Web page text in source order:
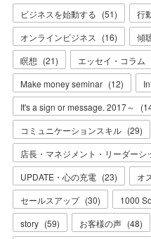
ビジネスを始動する (51) 行
オンラインビジネス
(16) 傾
瞑想 (21) エッセイ・コラム
Make money seminar (12)
It's a sign or message. 2017～
(
コミュニケーションスキル (29)
店長・マネジメント・リーダーシ
UPDATE・心の充電 (23) オ
セールスアップ (30) 1000
story (59) お客様の声 (48)